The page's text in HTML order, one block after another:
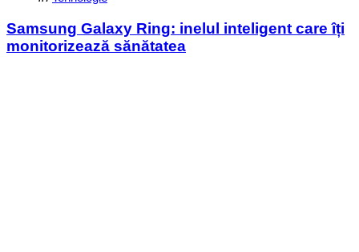
Samsung Galaxy Ring: inelul inteligent care îți
monitorizează sănătatea